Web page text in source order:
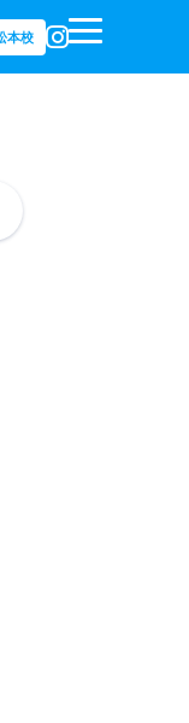
本校